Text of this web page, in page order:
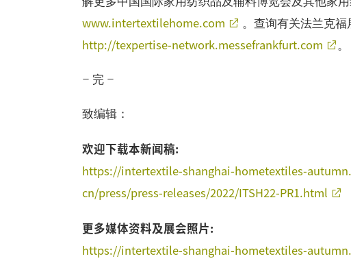
www.intertextilehome.com 。查询有关法兰克
http://texpertise-network.messefrankfurt.com 。
– 完 –
致编辑：
欢迎下载本新闻稿:
https://intertextile-shanghai-hometextiles-
cn/press/press-releases/2022/ITSH22-PR1.html
更多媒体资料及展会照片:
https://intertextile-shanghai-hometextiles-